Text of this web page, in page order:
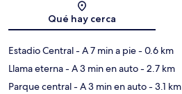
Qué hay cerca
Estadio Central- A 7 min a pie- 0.6 km
Llama eterna- A 3 min en auto- 2.7 km
Parque central- A 3 min en auto- 3.1 km